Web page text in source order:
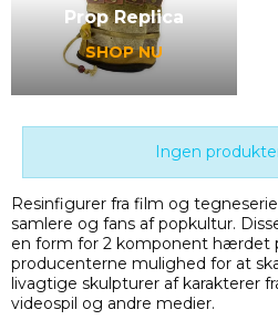
Prop Replica
SHOP NU
Ingen
Resinfigurer fra film og
samlere og fans af popkultur.
en form for 2 komponent hærdet
producenterne mulighed for at
livagtige skulpturer af karakterer
videospil og andre medier.